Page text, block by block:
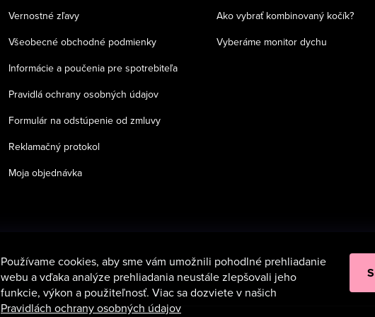
Používame cookies, aby sme vám umožnili pohodlné prehliadanie
webu a vďaka analýze prehliadania neustále zlepšovali jeho
funkcie, výkon a použiteľnosť. Viac sa dozviete v našich
Pravidlách ochrany osobných údajov
Vernostné zľavy
Všeobecné obchodné podmienky
Informácie a poučenia pre spotrebiteľa
Pravidlá ochrany osobných údajov
Formulár na odstúpenie od zmluvy
Reklamačný protokol
Moja objednávka
Ako vybrať kombinovaný kočík?
Vyberáme monitor dychu